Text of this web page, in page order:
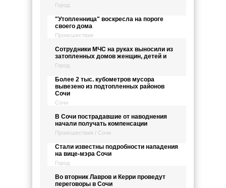
Город
"Утопленница" воскресла на пороге
своего дома
Происшествия
Сотрудники МЧС на руках выносили из
затопленных домов женщин, детей и
Город
Более 2 тыс. кубометров мусора
вывезено из подтопленных районов
Сочи
Сочи
В Сочи пострадавшие от наводнения
начали получать компенсации
Происшествия / Сочи
Стали известны подробности нападения
на вице-мэра Сочи
Город
Во вторник Лавров и Керри проведут
переговоры в Сочи